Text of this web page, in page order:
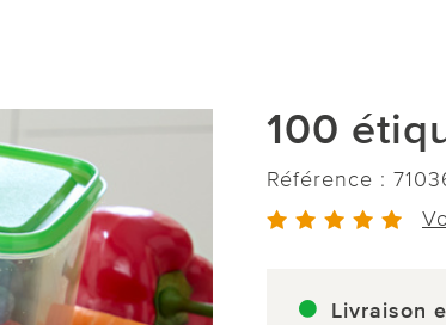
100
Référence :
Livraison